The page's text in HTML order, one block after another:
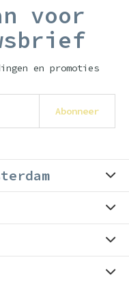
voor
en promoties
Abonneer